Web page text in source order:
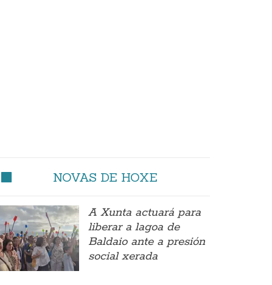
NOVAS DE HOXE
A Xunta actuará para
liberar a lagoa de
Baldaio ante a presión
social xerada